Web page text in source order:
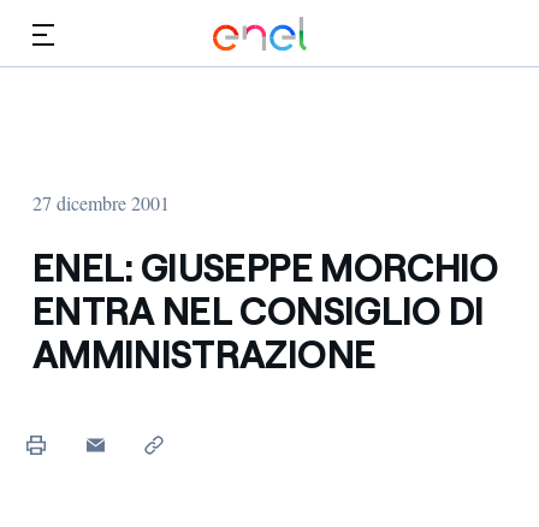
27 dicembre 2001
ENEL: GIUSEPPE MORCHIO
ENTRA NEL CONSIGLIO DI
AMMINISTRAZIONE